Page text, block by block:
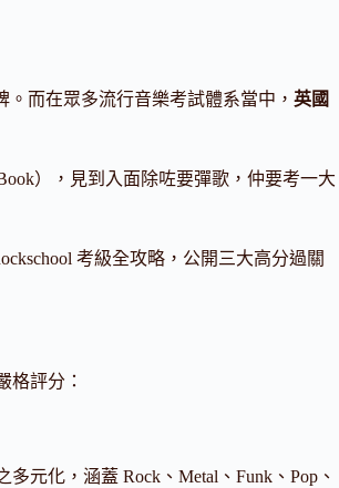
而在眾多流行音樂考試體系當中， 英國
），見到入面除咗要彈歌，仲要考一大
考級全攻略，公開三大高分過關
格評分：
元化，涵蓋 Rock、Metal、Funk、Pop、